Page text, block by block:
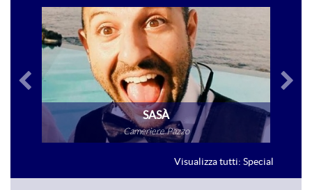
SASÀ
Cameriere Pazzo
VAI ALLA SCHEDAVisualizza tutti: Special